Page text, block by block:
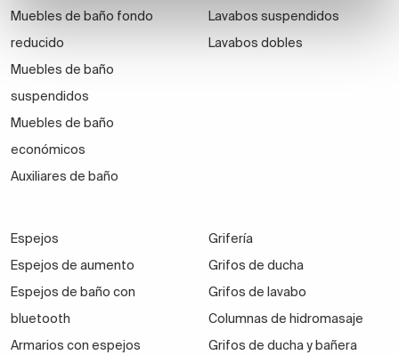
Muebles de baño fondo
reducido
Muebles de baño
suspendidos
Muebles de baño
económicos
Auxiliares de baño
Lavabos suspendidos
Lavabos dobles
Espejos
Espejos de aumento
Espejos de baño con
bluetooth
Armarios con espejos
Grifería
Grifos de ducha
Grifos de lavabo
Columnas de hidromasaje
Grifos de ducha y bañera